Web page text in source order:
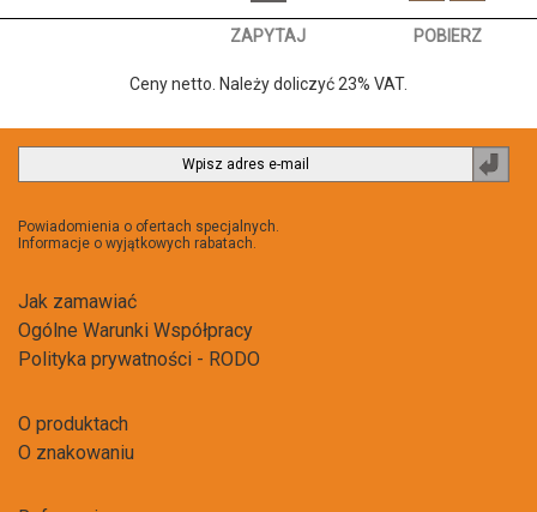
ZAPYTAJ POBIERZ
Ceny netto. Należy doliczyć 23% VAT.
Powiadomienia o ofertach specjalnych.
Informacje o wyjątkowych rabatach.
Jak zamawiać
Ogólne Warunki Współpracy
Polityka prywatności - RODO
O produktach
O znakowaniu